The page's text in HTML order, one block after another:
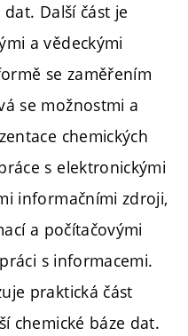
Další část je
a vědeckými
se zaměřením
se možnostmi a
chemických
s elektronickými
informačními zdroji,
a počítačovými
s informacemi.
praktická část
chemické báze dat.